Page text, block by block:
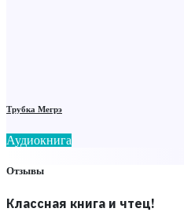
Трубка Мегрэ
Аудиокнига
Отзывы
Классная книга и чтец!